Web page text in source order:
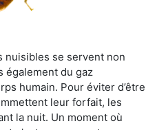
nuisibles se servent non
également du gaz
humain. Pour éviter d’être
leur forfait, les
la nuit. Un moment où